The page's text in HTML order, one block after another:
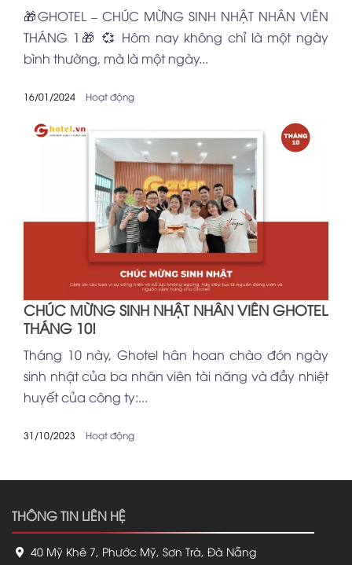
🎁GHOTEL – CHÚC MỪNG SINH NHẬT NHÂN VIÊN
THÁNG 1🎁 💞 Hôm nay không chỉ là một ngày
bình thường, mà là một ngày...
16/01/2024 Hoạt động
CHÚC MỪNG SINH NHẬT NHÂN VIÊN GHOTEL
THÁNG 10!
Tháng 10 này, Ghotel hân hoan chào đón ngày
sinh nhật của ba nhân viên tài năng và đầy nhiệt
huyết của công ty:...
31/10/2023 Hoạt động
THÔNG TIN LIÊN HỆ
40 Mỹ Khê 7, Phước Mỹ, Sơn Trà, Đà Nẵng